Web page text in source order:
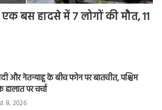
बस हादसे में 7 लोगों की मौत, 11
और नेतन्याहू के बीच फोन पर बातचीत, पश्चिम
पर चर्चा
8, 2026